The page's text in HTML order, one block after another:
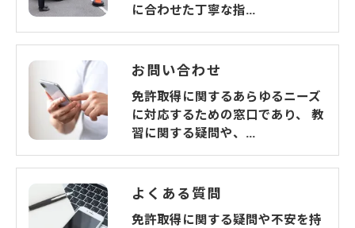
に合わせた丁寧な指…
お問い合わせ
免許取得に関するあらゆるニーズ
に対応するための窓口であり、 教
習に関する疑問や、…
よくある質問
免許取得に関する疑問や不安を持